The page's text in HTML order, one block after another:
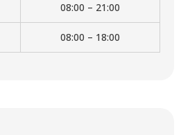
08:00 – 21:00
08:00 – 18:00